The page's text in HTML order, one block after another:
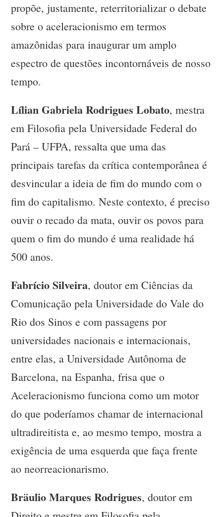
propõe, justamente, reterritorializar o debate
sobre o aceleracionismo em termos
amazônidas para inaugurar um amplo
espectro de questões incontornáveis de nosso
tempo.
Lílian Gabriela Rodrigues Lobato, mestra
em Filosofia pela Universidade Federal do
Pará – UFPA, ressalta que uma das
principais tarefas da crítica contemporânea é
desvincular a ideia de fim do mundo com o
fim do capitalismo. Neste contexto, é preciso
ouvir o recado da mata, ouvir os povos para
quem o fim do mundo é uma realidade há
500 anos.
Fabrício Silveira, doutor em Ciências da
Comunicação pela Universidade do Vale do
Rio dos Sinos e com passagens por
universidades nacionais e internacionais,
entre elas, a Universidade Autônoma de
Barcelona, na Espanha, frisa que o
Aceleracionismo funciona como um motor
do que poderíamos chamar de internacional
ultradireitista e, ao mesmo tempo, mostra a
exigência de uma esquerda que faça frente
ao neorreacionarismo.
Bräulio Marques Rodrigues, doutor em